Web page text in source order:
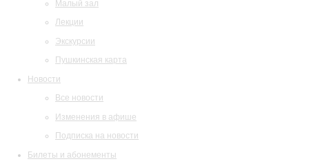
Малый зал
Лекции
Экскурсии
Пушкинская карта
Новости
Все новости
Изменения в афише
Подписка на новости
Билеты и абонементы